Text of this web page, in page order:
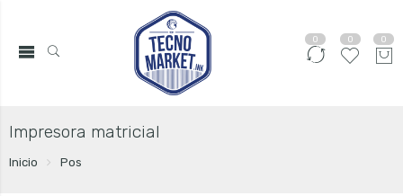
0 0 0
Impresora matricial
Inicio Pos